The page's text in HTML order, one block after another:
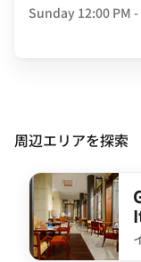
Sunday 12:00 PM
周辺エリアを探索